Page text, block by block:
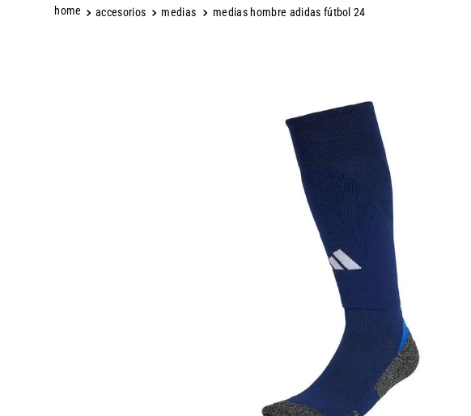
accesorios medias medias hombre adidas fútbol 24
4.
hombre
niños
8
boca juniors